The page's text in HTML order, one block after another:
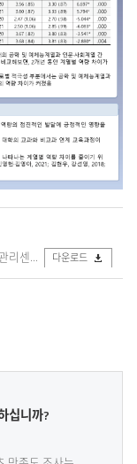
터.jpg
다운로드
십니까?